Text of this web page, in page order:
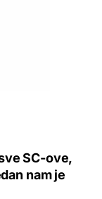
SC-ove,
nam je